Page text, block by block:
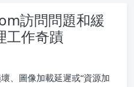
訪問問題和緩
工作奇蹟
、圖像加載延遲或“資源加